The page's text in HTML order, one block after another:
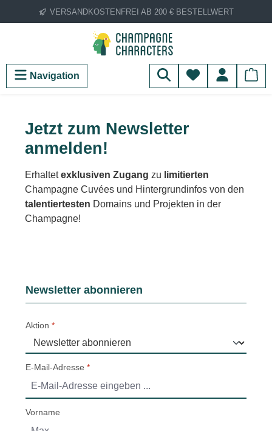
Zum Hauptinhalt springen
VERSANDKOSTENFREI AB 200 € BESTELLWERT
Navigation Du hast 0
Jetzt zum Newsletter
anmelden!
Erhaltetexklusiven Zugang zu limitierten
Champagne Cuvées und Hintergrundinfos von den
talentiertesten Domains und Projekten in der
Champagne!
Newsletter abonnieren
Aktion *
E-Mail-Adresse *
Vorname